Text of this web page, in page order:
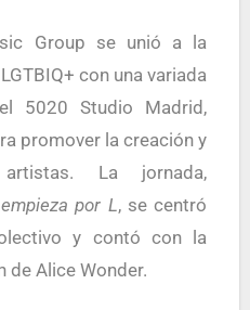
con una variada
5020 Studio Madrid ,
promover la creación y
La jornada,
por L, se centró
y contó con la
deAlice Wonder.